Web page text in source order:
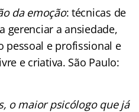
da emoção: técnicas de
gerenciar a ansiedade,
pessoal e profissional e
e criativa. São Paulo:
o maior psicólogo que já